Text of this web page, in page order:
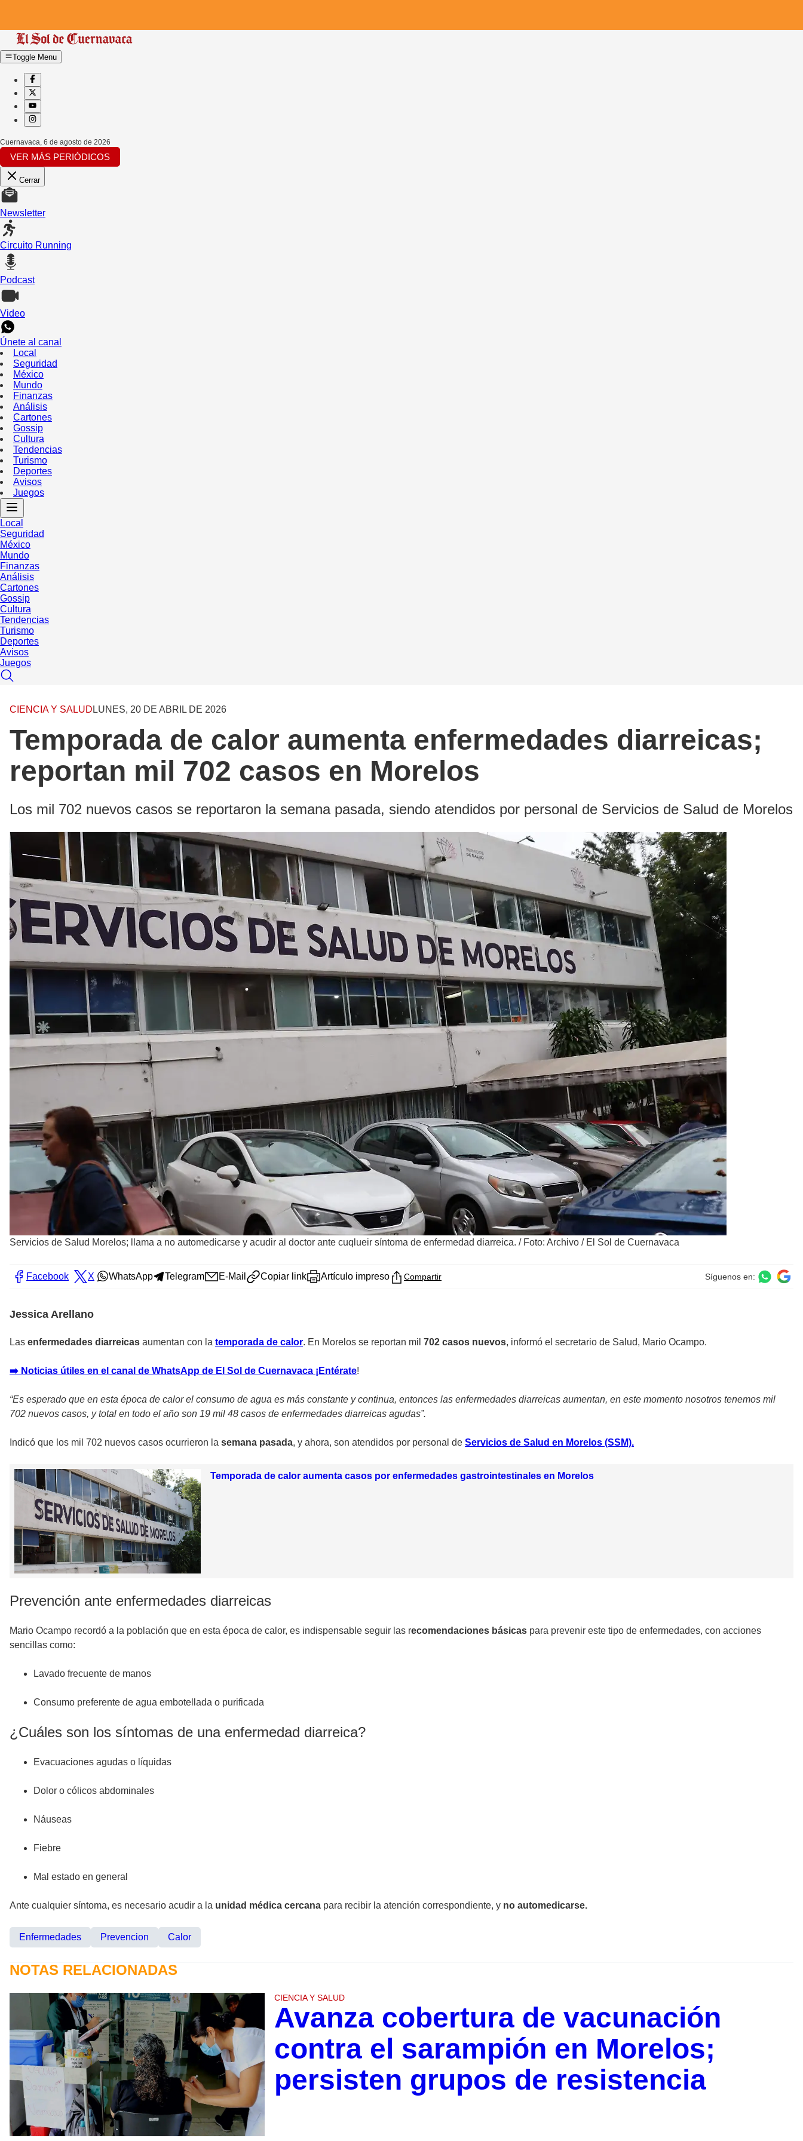
Toggle Menu
Cuernavaca 6 de agosto de 2026
VER MÁS PERIÓDICOS
Cerrar
Newsletter
Circuito Running
Podcast
Video
Únete al canal
Local
Seguridad
México
Mundo
Finanzas
Análisis
Cartones
Gossip
Cultura
Tendencias
Turismo
Deportes
Avisos
Juegos
Local
Seguridad
México
Mundo
Finanzas
Análisis
Cartones
Gossip
Cultura
Tendencias
Turismo
Deportes
Avisos
Juegos
CIENCIA Y SALUD LUNES, 20 DE ABRIL DE 2026
Temporada de calor aumenta enfermedades diarreicas;
reportan mil 702 casos en Morelos
Los mil 702 nuevos casos se reportaron la semana pasada, siendo atendidos por personal de Servicios de Salud de Morelos
Servicios de Salud Morelos; llama a no automedicarse y acudir al doctor ante cuqlueir síntoma de enfermedad diarreica. / Foto: Archivo / El Sol de Cuernavaca
Facebook X WhatsApp Telegram E-Mail Copiar link Artículo impreso Compartir Síguenos en:
Jessica Arellano
Las enfermedades diarreicas aumentan con la temporada de calor. En Morelos se reportan mil 702 casos nuevos, informó el secretario de Salud, Mario Ocampo.
➡️ Noticias útiles en el canal de WhatsApp de El Sol de Cuernavaca ¡Entérate!
“Es esperado que en esta época de calor el consumo de agua es más constante y continua, entonces las enfermedades diarreicas aumentan, en este momento nosotros tenemos mil
702 nuevos casos, y total en todo el año son 19 mil 48 casos de enfermedades diarreicas agudas”.
Indicó que los mil 702 nuevos casos ocurrieron la semana pasada, y ahora, son atendidos por personal de Servicios de Salud en Morelos (SSM).
Temporada de calor aumenta casos por enfermedades gastrointestinales en Morelos
Prevención ante enfermedades diarreicas
Mario Ocampo recordó a la población que en esta época de calor, es indispensable seguir las recomendaciones básicas para prevenir este tipo de enfermedades, con acciones
sencillas como:
Lavado frecuente de manos
Consumo preferente de agua embotellada o purificada
¿Cuáles son los síntomas de una enfermedad diarreica?
Evacuaciones agudas o líquidas
Dolor o cólicos abdominales
Náuseas
Fiebre
Mal estado en general
Ante cualquier síntoma, es necesario acudir a la unidad médica cercana para recibir la atención correspondiente, y no automedicarse.
Enfermedades Prevencion Calor
NOTAS RELACIONADAS
CIENCIA Y SALUD
Avanza cobertura de vacunación
contra el sarampión en Morelos;
persisten grupos de resistencia